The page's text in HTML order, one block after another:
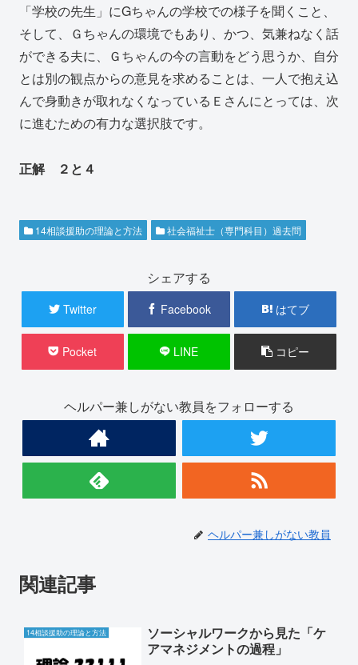
「学校の先生」にGちゃんの学校での様子を聞くこと、
そして、Ｇちゃんの環境でもあり、かつ、気兼ねなく話
ができる夫に、Ｇちゃんの今の言動をどう思うか、自分
とは別の観点からの意見を求めることは、一人で抱え込
んで身動きが取れなくなっているＥさんにとっては、次
に進むための有力な選択肢です。
正解 ２と４
14相談援助の理論と方法 社会福祉士（専門科目）過去問
シェアする
Twitter Facebook はてブ
Pocket LINE コピー
ヘルパー兼しがない教員をフォローする
ヘルパー兼しがない教員
関連記事
14相談援助の理論と方法
ソーシャルワークから見た「ケ
アマネジメントの過程」